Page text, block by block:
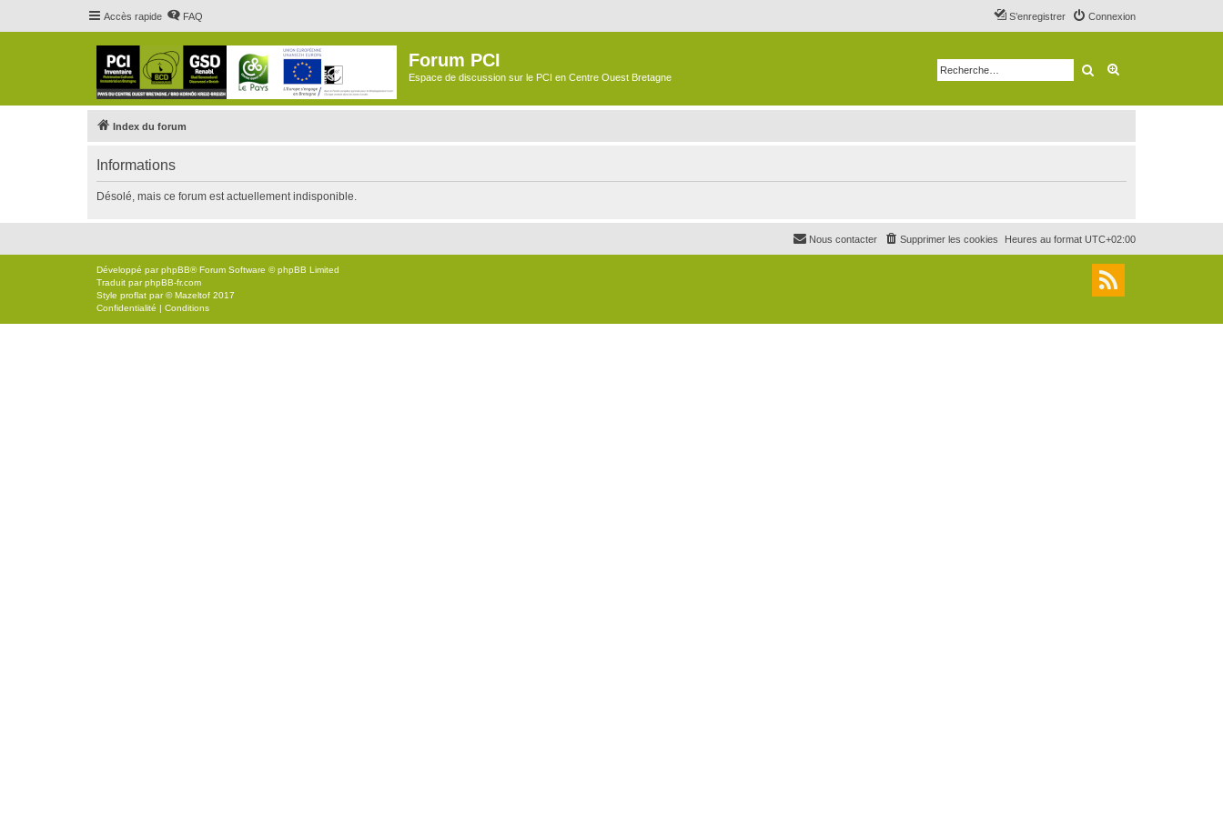
Accès rapide FAQ Connexion
S’enregistrer
Forum PCI
Espace de discussion sur le PCI en Centre Ouest Bretagne Rechercher
Index du forum
Informations
Désolé, mais ce forum est actuellement indisponible.
Heures au format UTC+02:00
Supprimer les cookies
Nous contacter
Développé parphpBB® Forum Software © phpBB Limited
Traduit parphpBB-fr.com
Style proflat par ©Mazeltof 2017
Confidentialité | Conditions